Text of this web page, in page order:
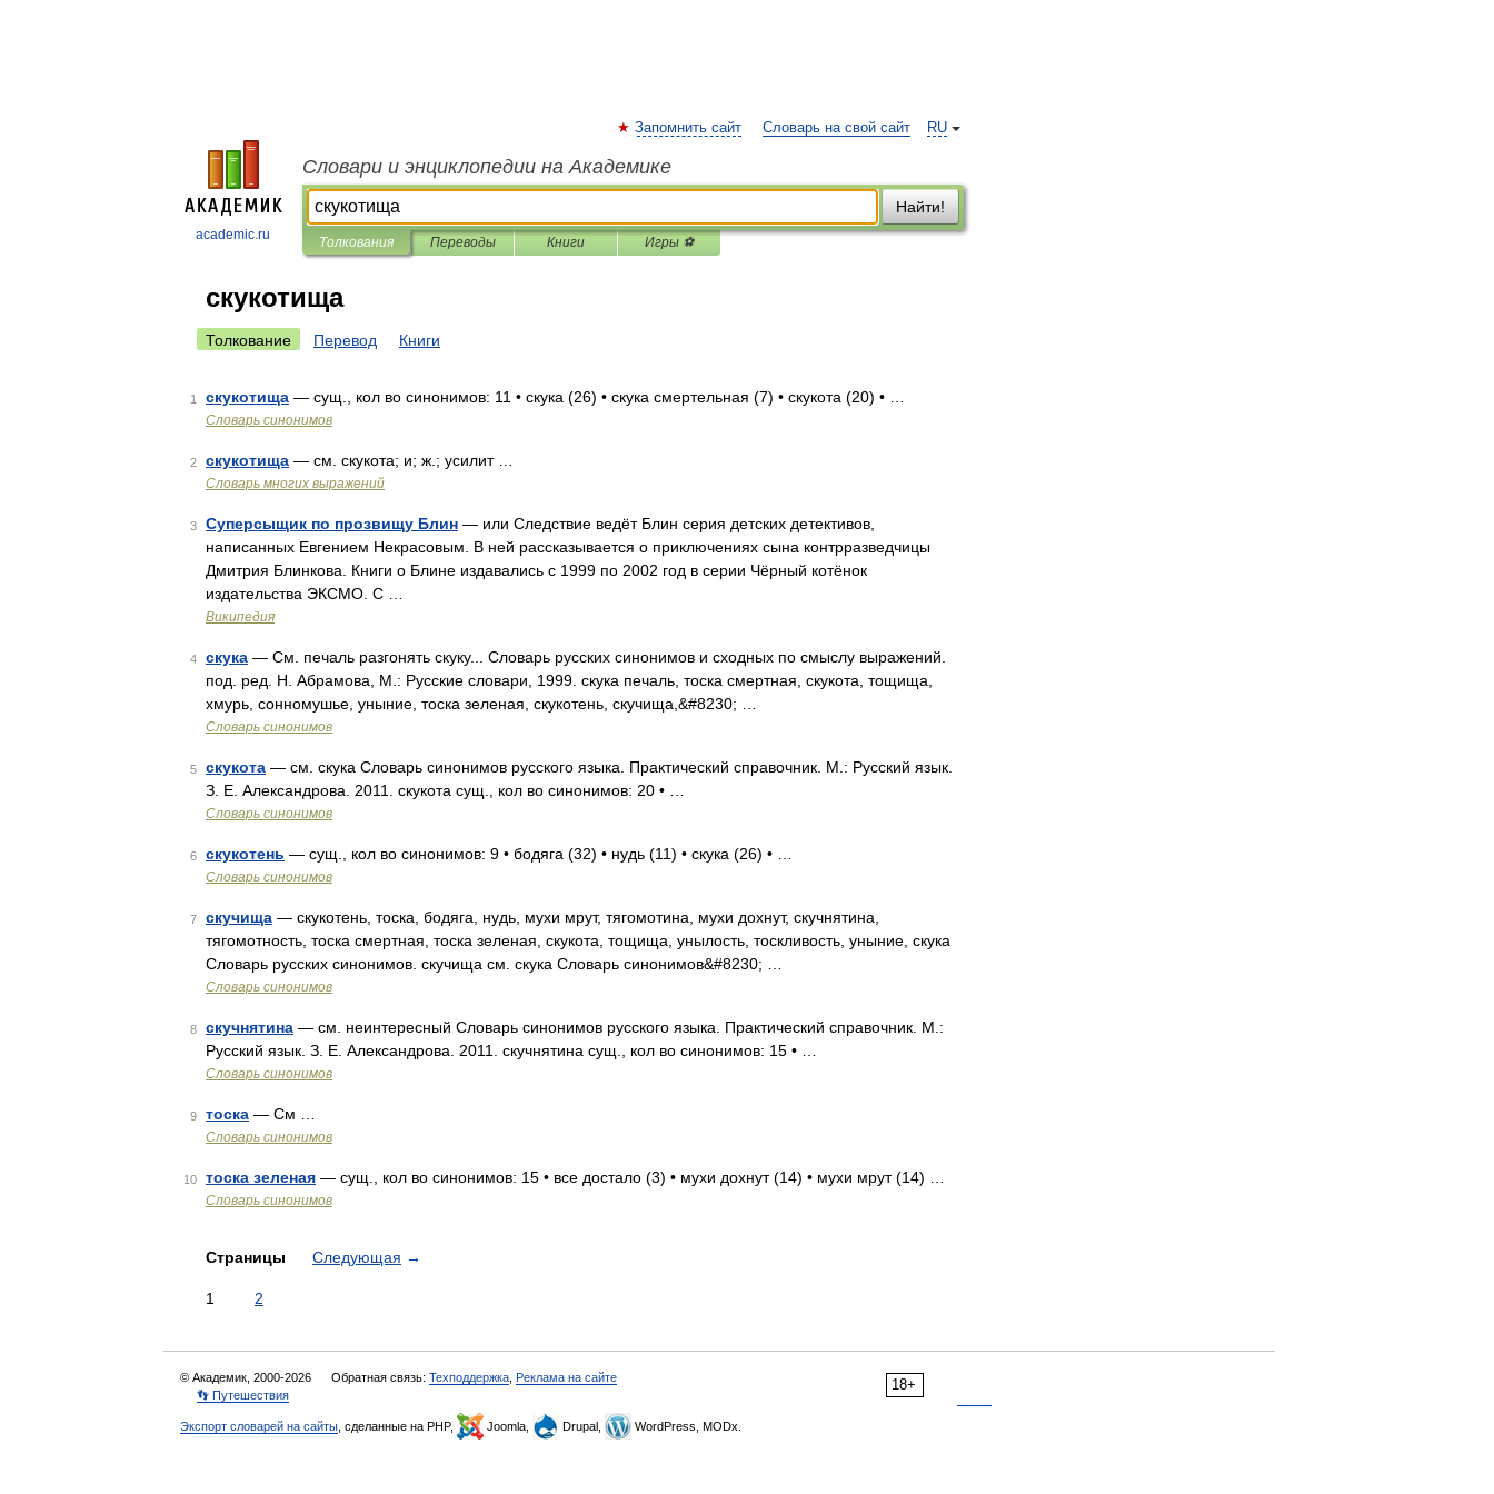
academic.ru
RU
Запомнить сайт Словарь на свой сайт
Словари и энциклопедии на Академике
Найти!
Толкования Переводы Книги Игры ⚽
скукотища
Толкование Перевод Книги
1 скукотища — сущ., кол во синонимов: 11 • скука (26) • скука смертельная (7) • скукота (20) • …
Словарь синонимов
2 скукотища — см. скукота; и; ж.; усилит …
Словарь многих выражений
3 Суперсыщик по прозвищу Блин — или Следствие ведёт Блин серия детских детективов,
написанных Евгением Некрасовым. В ней рассказывается о приключениях сына контрразведчицы
Дмитрия Блинкова. Книги о Блине издавались с 1999 по 2002 год в серии Чёрный котёнок
издательства ЭКСМО. С …
Википедия
4 скука — См. печаль разгонять скуку... Словарь русских синонимов и сходных по смыслу выражений.
под. ред. Н. Абрамова, М.: Русские словари, 1999. скука печаль, тоска смертная, скукота, тощища,
хмурь, сонномушье, уныние, тоска зеленая, скукотень, скучища,&#8230; …
Словарь синонимов
5 скукота — см. скука Словарь синонимов русского языка. Практический справочник. М.: Русский язык.
З. Е. Александрова. 2011. скукота сущ., кол во синонимов: 20 • …
Словарь синонимов
6 скукотень — сущ., кол во синонимов: 9 • бодяга (32) • нудь (11) • скука (26) • …
Словарь синонимов
7 скучища — скукотень, тоска, бодяга, нудь, мухи мрут, тягомотина, мухи дохнут, скучнятина,
тягомотность, тоска смертная, тоска зеленая, скукота, тощища, унылость, тоскливость, уныние, скука
Словарь русских синонимов. скучища см. скука Словарь синонимов&#8230; …
Словарь синонимов
8 скучнятина — см. неинтересный Словарь синонимов русского языка. Практический справочник. М.:
Русский язык. З. Е. Александрова. 2011. скучнятина сущ., кол во синонимов: 15 • …
Словарь синонимов
9 тоска — См …
Словарь синонимов
10 тоска зеленая — сущ., кол во синонимов: 15 • все достало (3) • мухи дохнут (14) • мухи мрут (14) …
Словарь синонимов
Страницы Следующая →
1 2
18+
© Академик, 2000-2026 Обратная связь: Техподдержка Реклама на сайте
👣 Путешествия
Экспорт словарей на сайты , сделанные на PHP, Joomla, Drupal, WordPress, MODx.